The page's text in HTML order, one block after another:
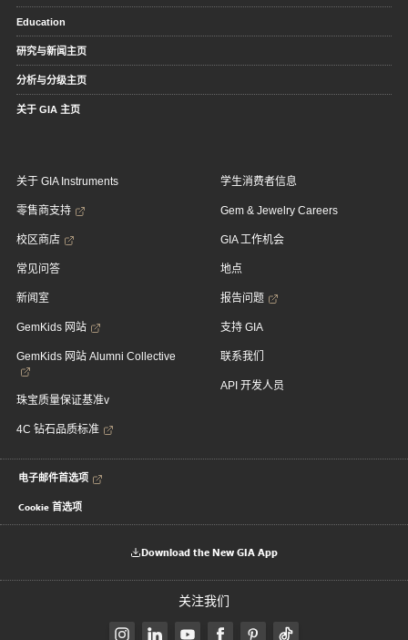
Education
研究与新闻主页
分析与分级主页
关于 GIA 主页
关于 GIA Instruments
零售商支持
校区商店
常见问答
新闻室
GemKids 网站
GemKids 网站 Alumni Collective
珠宝质量保证基准v
4C 钻石品质标准
学生消费者信息
Gem & Jewelry Careers
GIA 工作机会
地点
报告问题
支持 GIA
联系我们
API 开发人员
电子邮件首选项
Cookie 首选项
Download the New GIA App
关注我们